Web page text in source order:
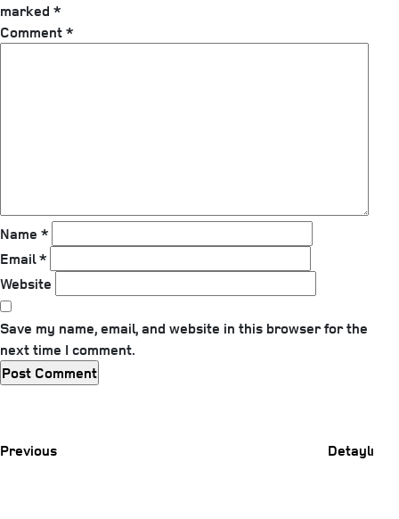
marked *
Comment*
Name *
Email*
Website
Save my name, email, and website in this browser for the
next time I comment.
Previous
Detaylı